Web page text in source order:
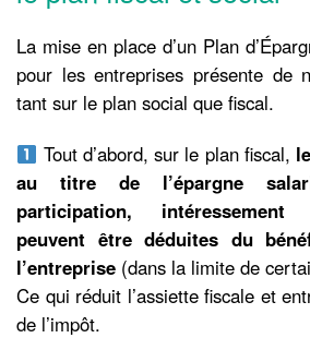
La mise en place d’un Plan
pour les entreprises présente de
tant sur le plan social que fiscal.
Tout d’abord, sur le plan fiscal,
au titre de l’épargne
participation,
peuvent être déduites du
l’entreprise (dans la limite de
Ce qui réduit l’assiette fiscale et
de l’impôt.